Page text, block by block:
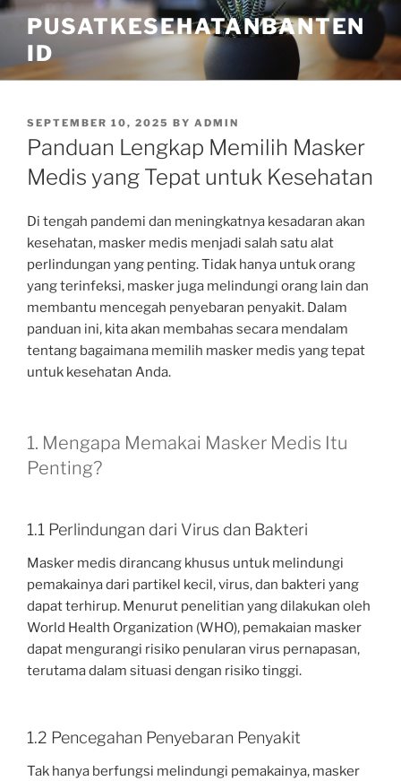
Skip
content
PUSATKESEHATANBANTEN
ID
POSTED
ON
SEPTEMBER 10, 2025 BY ADMIN
Panduan Lengkap Memilih Masker
Medis yang Tepat untuk Kesehatan
Di tengah pandemi dan meningkatnya kesadaran akan
kesehatan, masker medis menjadi salah satu alat
perlindungan yang penting. Tidak hanya untuk orang
yang terinfeksi, masker juga melindungi orang lain dan
membantu mencegah penyebaran penyakit. Dalam
panduan ini, kita akan membahas secara mendalam
tentang bagaimana memilih masker medis yang tepat
untuk kesehatan Anda.
1. Mengapa Memakai Masker Medis Itu
Penting?
1.1 Perlindungan dari Virus dan Bakteri
Masker medis dirancang khusus untuk melindungi
pemakainya dari partikel kecil, virus, dan bakteri yang
dapat terhirup. Menurut penelitian yang dilakukan oleh
World Health Organization (WHO), pemakaian masker
dapat mengurangi risiko penularan virus pernapasan,
terutama dalam situasi dengan risiko tinggi.
1.2 Pencegahan Penyebaran Penyakit
Tak hanya berfungsi melindungi pemakainya, masker